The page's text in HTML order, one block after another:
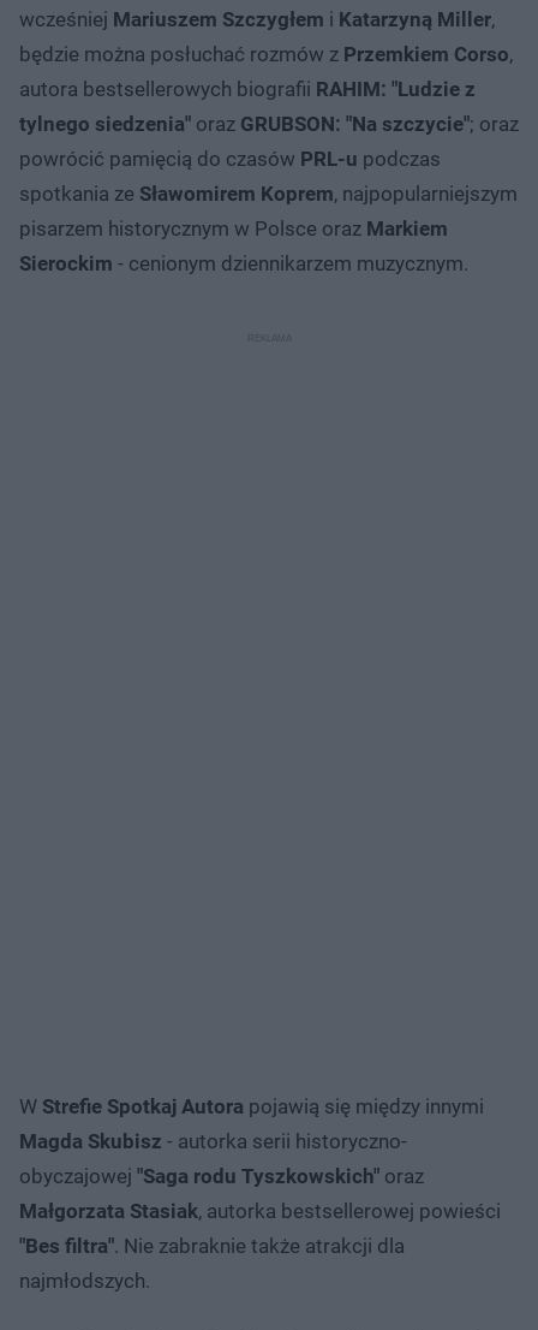
wcześniej Mariuszem Szczygłem i Katarzyną Miller,
będzie można posłuchać rozmów z Przemkiem Corso,
autora bestsellerowych biografii RAHIM: "Ludzie z
tylnego siedzenia" oraz GRUBSON: "Na szczycie"; oraz
powrócić pamięcią do czasów PRL-u podczas
spotkania ze Sławomirem Koprem, najpopularniejszym
pisarzem historycznym w Polsce oraz Markiem
Sierockim - cenionym dziennikarzem muzycznym.
W Strefie Spotkaj Autora pojawią się między innymi
Magda Skubisz - autorka serii historyczno-
obyczajowej "Saga rodu Tyszkowskich" oraz
Małgorzata Stasiak, autorka bestsellerowej powieści
"Bes filtra". Nie zabraknie także atrakcji dla
najmłodszych.